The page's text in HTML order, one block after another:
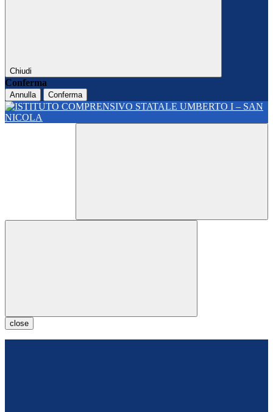
Chiudi
Conferma
Annulla Conferma
close